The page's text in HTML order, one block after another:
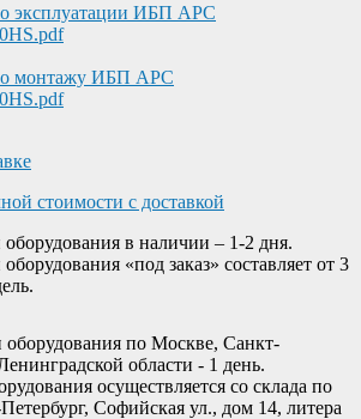
эксплуатации ИБП APC
монтажу ИБП APC
стоимости с доставкой
оборудования в наличии – 1-2 дня.
«под заказ» составляет от 3
оборудования по Москве, Санкт-
области - 1 день.
осуществляется со склада по
Софийская ул., дом 14, литера